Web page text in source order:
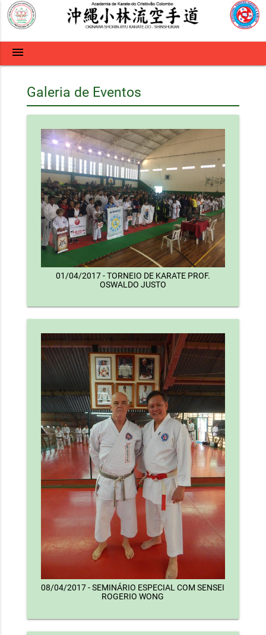
menu
Galeria de Eventos
01/04/2017 - TORNEIO DE KARATE PROF.
OSWALDO JUSTO
08/04/2017 - SEMINÁRIO ESPECIAL COM SENSEI
ROGERIO WONG